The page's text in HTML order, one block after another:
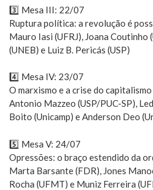
3️⃣ Mesa III: 22/07
Ruptura política: a revolução é
Mauro Iasi (UFRJ), Joana
(UNEB) e Luiz B. Pericás (USP)
4️⃣ Mesa IV: 23/07
O marxismo e a crise do capitalismo
Antonio Mazzeo (USP/PUC-SP),
Boito (Unicamp) e Anderson Deo
5️⃣ Mesa V: 24/07
Opressões: o braço estendido da
Marta Barsante (FDR), Jones
Rocha (UFMT) e Muniz Ferreira